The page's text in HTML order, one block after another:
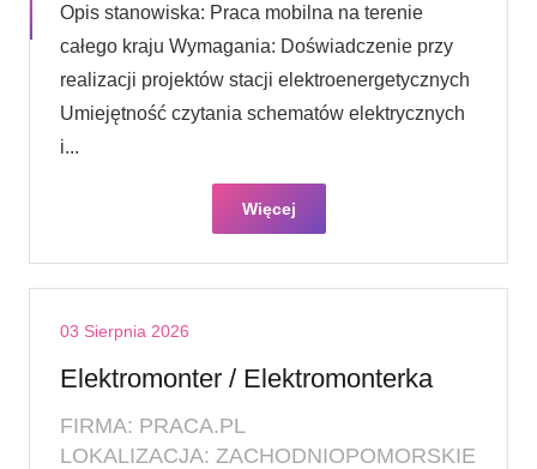
Opis stanowiska: Praca mobilna na terenie
całego kraju Wymagania: Doświadczenie przy
realizacji projektów stacji elektroenergetycznych
Umiejętność czytania schematów elektrycznych
i...
Więcej
03 Sierpnia 2026
Elektromonter / Elektromonterka
FIRMA: PRACA.PL
LOKALIZACJA: ZACHODNIOPOMORSKIE